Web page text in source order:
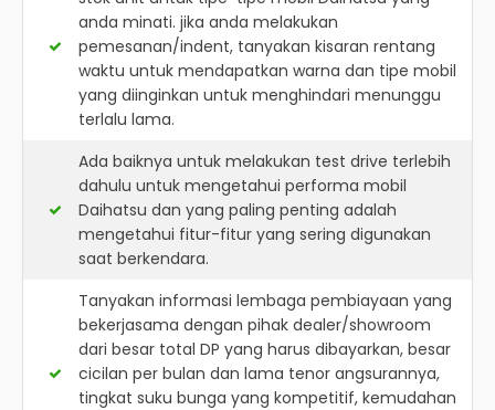
anda minati. jika anda melakukan
pemesanan/indent, tanyakan kisaran rentang
waktu untuk mendapatkan warna dan tipe mobil
yang diinginkan untuk menghindari menunggu
terlalu lama.
Ada baiknya untuk melakukan test drive terlebih
dahulu untuk mengetahui performa mobil
Daihatsu dan yang paling penting adalah
mengetahui fitur-fitur yang sering digunakan
saat berkendara.
Tanyakan informasi lembaga pembiayaan yang
bekerjasama dengan pihak dealer/showroom
dari besar total DP yang harus dibayarkan, besar
cicilan per bulan dan lama tenor angsurannya,
tingkat suku bunga yang kompetitif, kemudahan